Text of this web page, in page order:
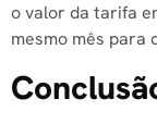
o valor da tarifa
mesmo mês